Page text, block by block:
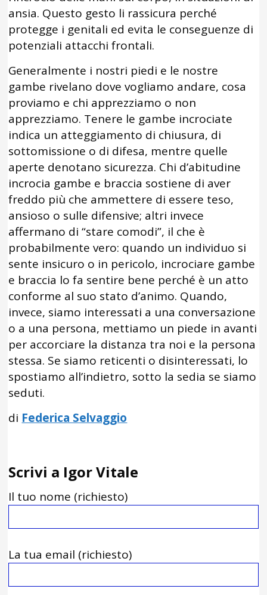
ansia. Questo gesto li rassicura perché
protegge i genitali ed evita le conseguenze di
potenziali attacchi frontali.
Generalmente i nostri piedi e le nostre
gambe rivelano dove vogliamo andare, cosa
proviamo e chi apprezziamo o non
apprezziamo. Tenere le gambe incrociate
indica un atteggiamento di chiusura, di
sottomissione o di difesa, mentre quelle
aperte denotano sicurezza. Chi d’abitudine
incrocia gambe e braccia sostiene di aver
freddo più che ammettere di essere teso,
ansioso o sulle difensive; altri invece
affermano di “stare comodi”, il che è
probabilmente vero: quando un individuo si
sente insicuro o in pericolo, incrociare gambe
e braccia lo fa sentire bene perché è un atto
conforme al suo stato d’animo. Quando,
invece, siamo interessati a una conversazione
o a una persona, mettiamo un piede in avanti
per accorciare la distanza tra noi e la persona
stessa. Se siamo reticenti o disinteressati, lo
spostiamo all’indietro, sotto la sedia se siamo
seduti.
di Federica Selvaggio
Scrivi a Igor Vitale
Il tuo nome (richiesto)
La tua email (richiesto)